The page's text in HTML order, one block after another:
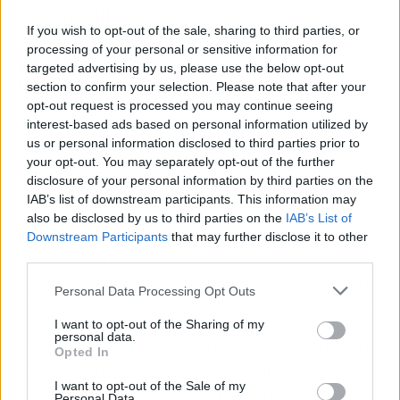
If you wish to opt-out of the sale, sharing to third parties, or
processing of your personal or sensitive information for
targeted advertising by us, please use the below opt-out
section to confirm your selection. Please note that after your
opt-out request is processed you may continue seeing
interest-based ads based on personal information utilized by
us or personal information disclosed to third parties prior to
your opt-out. You may separately opt-out of the further
disclosure of your personal information by third parties on the
IAB’s list of downstream participants. This information may
also be disclosed by us to third parties on the IAB’s List of
Downstream Participants that may further disclose it to other
Personal Data Processing Opt Outs
I want to opt-out of the Sharing of my
personal data.
Opted In
I want to opt-out of the Sale of my
El Hellas Verona y un paso
decisivo en la Serie A
ElHellas Veronano es un equipo cualquiera
en el fútbol italiano. Aunque no está entre los
grandes del país, tiene una historia destacada y
lleva seis temporadas seguidas en laSerie A.
El interés enUnai Núñezes real y serio. El
periodista Alfredo Pedullaconfirmó que las
negociaciones con el defensa vasco han
permitir cerrar su fichaje en las próximas horas.
Este movimiento se da de forma independiente
su defensa. El equipo deVerona
quiere